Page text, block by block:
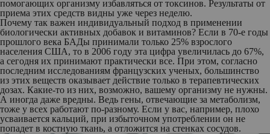
помогающих организму избавляться от токсинов. Результаты от
приема этих средств видны уже через неделю.
Почему так важен индивидуальный подход в применении
биологически активных добавок и витаминов? Если в 70-е годы
прошлого века БАДы принимали только 25% взрослого
населения США, то в 2006 году эта цифра увеличилась до 67%,
а сегодня их принимают практически все. При этом, согласно
последним исследованиям французских ученых, большинство
из этих веществ оказывает действие только в терапевтических
дозах. Какие-то из них, возможно, вашему организму не нужны.
А иногда даже вредны. Ведь гены, отвечающие за метаболизм,
тоже у всех работают по-разному. Если у вас, например, плохо
усваивается кальций, при избыточном употреблении он не
попадет в костную ткань, а отложится на стенках сосудов.